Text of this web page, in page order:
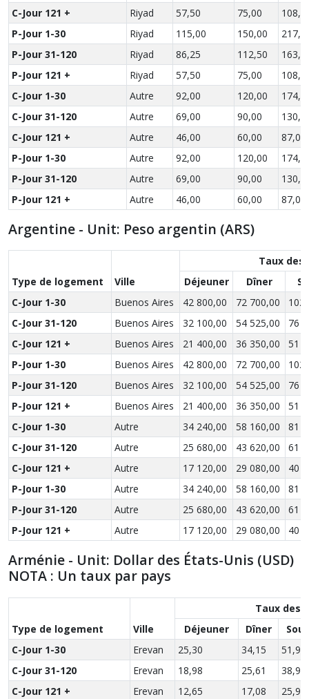
C-Jour 121 +
Riyad 57,50 75,00
P-Jour 1-30
Riyad 115,00 150,00
P-Jour 31-120
Riyad 86,25 112,50
P-Jour 121 +
Riyad 57,50 75,00
C-Jour 1-30
Autre 92,00 120,00
C-Jour 31-120
Autre 69,00 90,00
C-Jour 121 +
Autre 46,00 60,00
87,00
P-Jour 1-30
Autre 92,00 120,00
P-Jour 31-120
Autre 69,00 90,00
P-Jour 121 +
Autre 46,00 60,00 87,00
Argentine - Unit: Peso argentin (ARS)
Type de logement Ville
Taux des
Déjeuner
Dîner
C-Jour 1-30
Buenos Aires 42 800,00 72 700,00
102
C-Jour 31-120
Buenos Aires 32 100,00 54 525,00
76
C-Jour 121 +
Buenos Aires 21 400,00 36 350,00
51
P-Jour 1-30
Buenos Aires 42 800,00 72 700,00
102
P-Jour 31-120
Buenos Aires 32 100,00 54 525,00
76
P-Jour 121 +
Buenos Aires 21 400,00 36 350,00
51
C-Jour 1-30
Autre 34 240,00 58 160,00
81
C-Jour 31-120
Autre 25 680,00 43 620,00
61
C-Jour 121 +
Autre 17 120,00 29 080,00
40
P-Jour 1-30
Autre 34 240,00 58 160,00
81
P-Jour 31-120
Autre 25 680,00 43 620,00
61
P-Jour 121 +
Autre 17 120,00 29 080,00 40
Arménie - Unit: Dollar des États-Unis (USD)
NOTA : Un taux par pays
Type de logement Ville
Taux des
Déjeuner
Dîner
C-Jour 1-30
Erevan 25,30 34,15
51,90
C-Jour 31-120
Erevan 18,98 25,61
38,93
C-Jour 121 +
Erevan 12,65 17,08 25,95